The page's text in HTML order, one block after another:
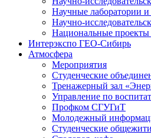
Научные лаборатории
Научно-
Национальные проекты
Интерэкспо ГЕО-Сибирь
Атмосфера
Мероприятия
Студенческие
Тренажерный зал
Управление по
Профком СГУГиТ
Молодежный
Студенческие